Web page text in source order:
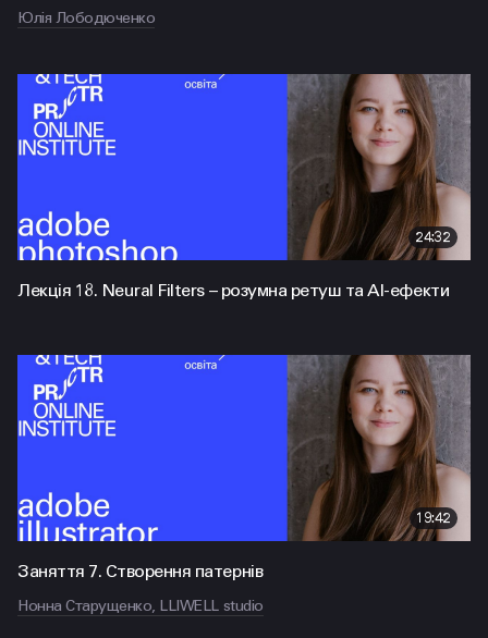
Юлія Лободюченко
24:32
Лекція 18. Neural Filters – розумна ретуш та AI-ефекти
19:42
Заняття 7. Створення патернів
Нонна Старущенко, LLIWELL studio